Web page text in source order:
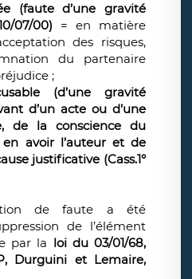
(faute d’une gravité
07/00) = en matière
des risques,
du partenaire
;
(d’une gravité
d’un acte ou d’une
de la conscience du
avoir l’auteur et de
justificative (Cass.1°
de faute a été
de l’élément
par la loi du 03/01/68,
Durguini et Lemaire,